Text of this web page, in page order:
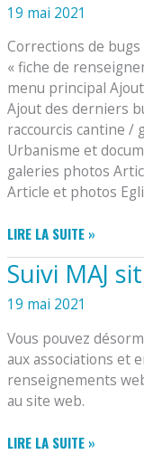
19 mai 2021
Corrections de bugs
« fiche de
menu principal
Ajout des derniers
raccourcis cantine /
Urbanisme et
galeries photos
Article et photos
MAJ
DU
19/05/21
LIRE LA SUITE »
Suivi MAJ
19 mai 2021
Vous pouvez
aux associations et
renseignements
au site web.
SUIVI
LIRE LA SUITE »